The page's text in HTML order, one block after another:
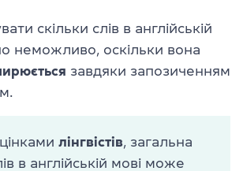
скільки слів в англійській
неможливо, оскільки вона
завдяки запозиченням
лінгвістів , загальна
в англійській мові може